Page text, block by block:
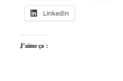
LinkedIn
J’aime ça :